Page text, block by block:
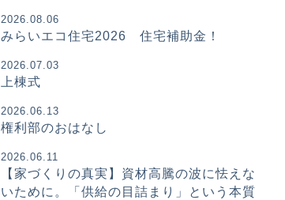
2026.08.06
みらいエコ住宅2026 住宅補助金！
2026.07.03
上棟式
2026.06.13
権利部のおはなし
2026.06.11
【家づくりの真実】資材高騰の波に怯えな
いために。「供給の目詰まり」という本質